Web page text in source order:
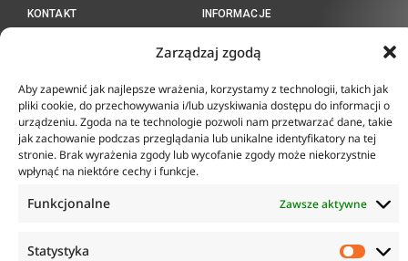
Zarządzaj zgodą
Aby zapewnić jak najlepsze wrażenia, korzystamy z technologii, takich jak
pliki cookie, do przechowywania i/lub uzyskiwania dostępu do informacji o
urządzeniu. Zgoda na te technologie pozwoli nam przetwarzać dane, takie
jak zachowanie podczas przeglądania lub unikalne identyfikatory na tej
stronie. Brak wyrażenia zgody lub wycofanie zgody może niekorzystnie
wpłynąć na niektóre cechy i funkcje.
Funkcjonalne Zawsze aktywne
Statystyka
KONTAKT
+48 58 342 24 15
Biuro czynne w godzinach
8:00-16:00
sklep@anticorr.pl
INFORMACJE
O firmie
Polityka prywatności
Płatność i dostawa
Zwroty i reklamacje